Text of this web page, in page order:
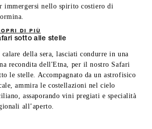
immergersi nello spirito costiero di
DI PIÙ
sotto alle stelle
della sera, lasciati condurre in una
recondita dell'Etna, per il nostro Safari
le stelle. Accompagnato da un astrofisico
ammira le costellazioni nel cielo
assaporando vini pregiati e specialità
all’aperto.